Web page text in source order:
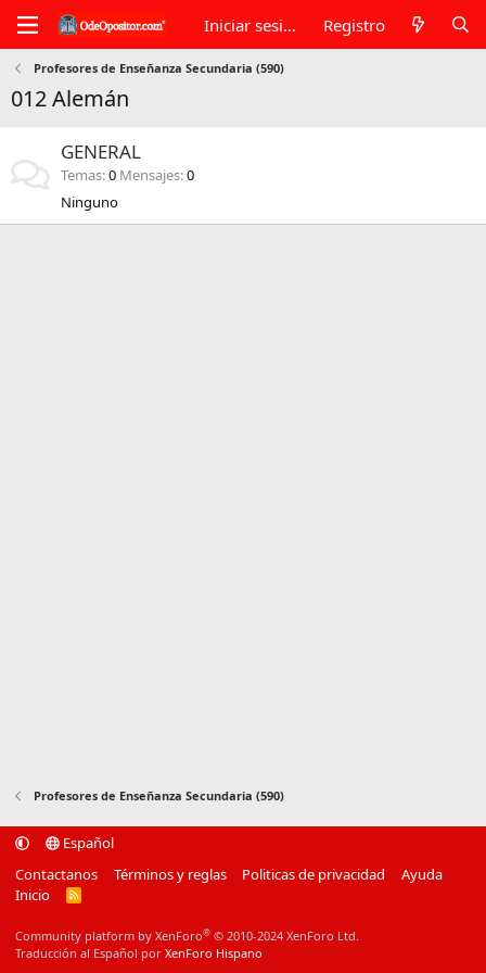
Iniciar sesión Registro
Profesores de Enseñanza Secundaria (590)
012 Alemán
GENERAL
Temas 0 Mensajes 0
Ninguno
Profesores de Enseñanza Secundaria (590)
Español
Contactanos
Términos y reglas Politicas de privacidad
Ayuda
Inicio
R
Community platform by XenForo® © 2010-2024 XenForo Ltd.
Traducción al Español por XenForo Hispano